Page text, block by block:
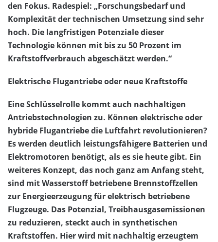
den Fokus. Radespiel: „Forschungsbedarf und
Komplexität der technischen Umsetzung sind sehr
hoch. Die langfristigen Potenziale dieser
Technologie können mit bis zu 50 Prozent im
Kraftstoffverbrauch abgeschätzt werden.“
Elektrische Flugantriebe oder neue Kraftstoffe
Eine Schlüsselrolle kommt auch nachhaltigen
Antriebstechnologien zu. Können elektrische oder
hybride Flugantriebe die Luftfahrt revolutionieren?
Es werden deutlich leistungsfähigere Batterien und
Elektromotoren benötigt, als es sie heute gibt. Ein
weiteres Konzept, das noch ganz am Anfang steht,
sind mit Wasserstoff betriebene Brennstoffzellen
zur Energieerzeugung für elektrisch betriebene
Flugzeuge. Das Potenzial, Treibhausgasemissionen
zu reduzieren, steckt auch in synthetischen
Kraftstoffen. Hier wird mit nachhaltig erzeugtem